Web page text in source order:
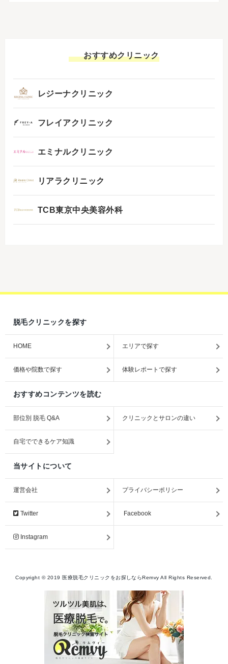
おすすめクリニック
レジーナクリニック
フレイアクリニック
エミナルクリニック
リアラクリニック
TCB東京中央美容外科
脱毛クリニックを探す
HOME エリアで探す
価格や院数で探す 体験レポートで探す
おすすめコンテンツを読む
部位別 脱毛 Q&A クリニックとサロンの違い
自宅でできるケア知識
当サイトについて
運営会社 プライバシーポリシー
Twitter Facebook
Instagram
Copyright © 2019 医療脱毛クリニックをお探しならRemvy All Rights Reserved.